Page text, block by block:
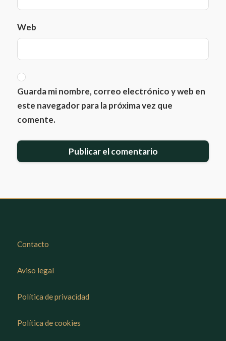
Web
Guarda mi nombre, correo electrónico y web en
este navegador para la próxima vez que
comente.
Contacto
Aviso legal
Política de privacidad
Política de cookies